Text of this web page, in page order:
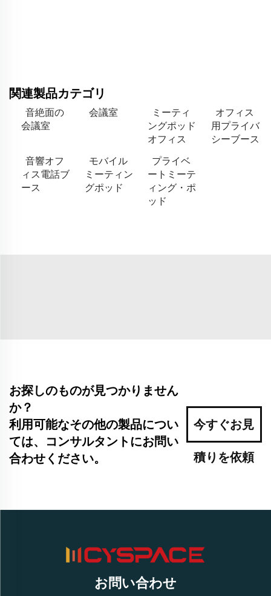
関連製品カテゴリ
音絶面の
会議室
会議室
ミーティ
ングポッド
オフィス
オフィス
用プライバ
シーブース
音響オフ
ィス電話ブ
ース
モバイル
ミーティン
グポッド
プライベ
ートミーテ
ィング・ポ
ッド
お探しのものが見つかりません
か？
利用可能なその他の製品につい
ては、コンサルタントにお問い
合わせください。
今すぐお見
積りを依頼
お問い合わせ